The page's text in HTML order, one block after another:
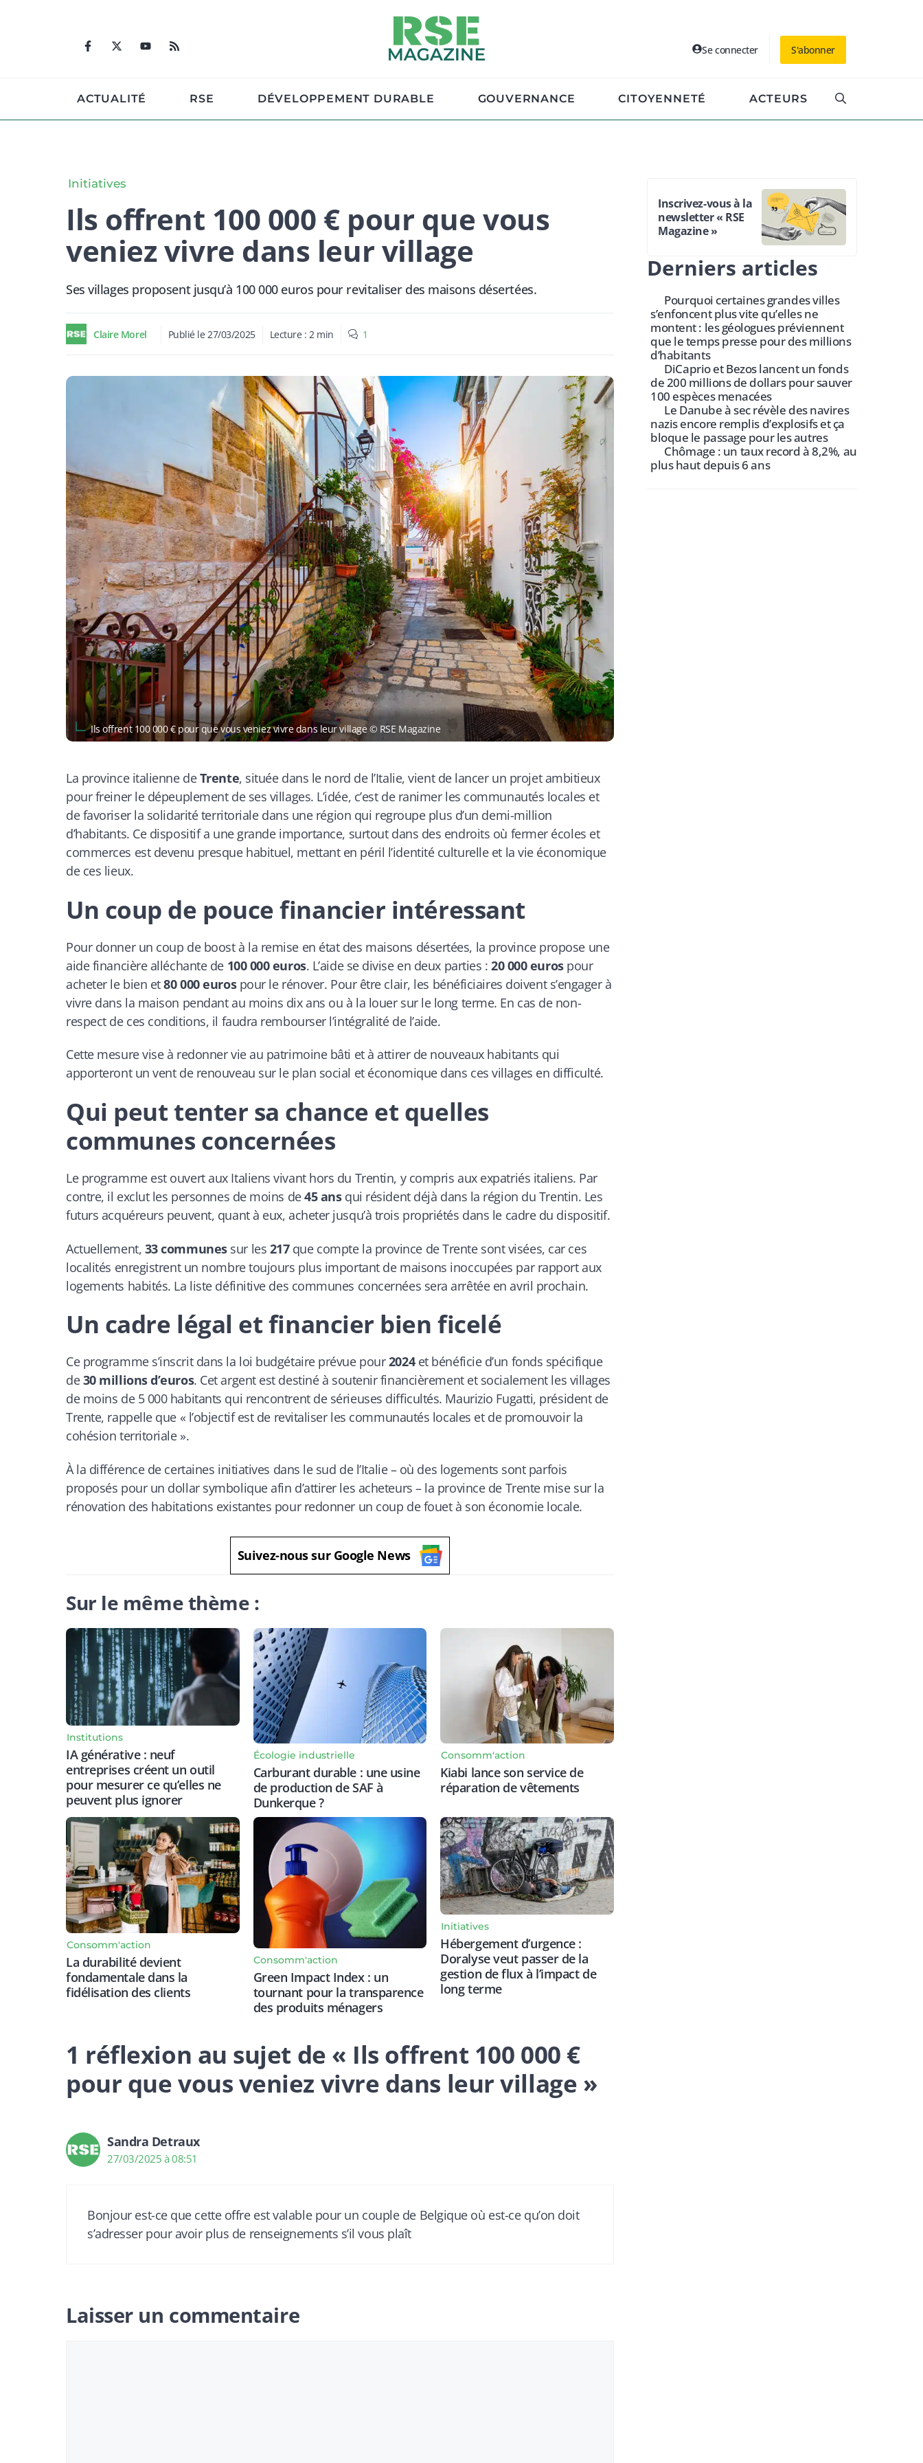
Se connecter S'abonner
ACTUALITÉ RSE DÉVELOPPEMENT DURABLE GOUVERNANCE CITOYENNETÉ ACTEURS
Initiatives
Ils offrent 100 000 € pour que vous
veniez vivre dans leur village
Ses villages proposent jusqu’à 100 000 euros pour revitaliser des maisons désertées.
Claire Morel Publié le 27/03/2025 Lecture : 2 min 1
Ils offrent 100 000 € pour que vous veniez vivre dans leur village © RSE Magazine
La province italienne deTrente, située dans le nord de l’Italie, vient de lancer un projet ambitieux
pour freiner le dépeuplement de ses villages. L’idée, c’est de ranimer les communautés locales et
de favoriser la solidarité territoriale dans une région qui regroupe plus d’un demi-million
d’habitants. Ce dispositif a une grande importance, surtout dans des endroits où fermer écoles et
commerces est devenu presque habituel, mettant en péril l’identité culturelle et la vie économique
de ces lieux.
Un coup de pouce financier intéressant
Pour donner un coup de boost à la remise en état des maisons désertées, la province propose une
aide financière alléchante de 100 000 euros. L’aide se divise en deux parties :20 000 eurospour
acheter le bien et80 000 eurospour le rénover. Pour être clair, les bénéficiaires doivent s’engager à
vivre dans la maison pendant au moins dix ans ou à la louer sur le long terme. En cas de non-
respect de ces conditions, il faudra rembourser l’intégralité de l’aide.
Cette mesure vise à redonner vie au patrimoine bâti et à attirer de nouveaux habitants qui
apporteront un vent de renouveau sur le plan social et économique dans ces villages en difficulté.
Qui peut tenter sa chance et quelles
communes concernées
Le programme est ouvert aux Italiens vivant hors du Trentin, y compris aux expatriés italiens. Par
contre, il exclut les personnes de moins de45 ansqui résident déjà dans la région du Trentin. Les
futurs acquéreurs peuvent, quant à eux, acheter jusqu’à trois propriétés dans le cadre du dispositif.
Actuellement, 33 communessur les 217que compte la province de Trente sont visées, car ces
localités enregistrent un nombre toujours plus important de maisons inoccupées par rapport aux
logements habités. La liste définitive des communes concernées sera arrêtée en avril prochain.
Un cadre légal et financier bien ficelé
Ce programme s’inscrit dans la loi budgétaire prévue pour2024et bénéficie d’un fonds spécifique
de30 millions d’euros. Cet argent est destiné à soutenir financièrement et socialement les villages
de moins de 5 000 habitants qui rencontrent de sérieuses difficultés. Maurizio Fugatti, président de
Trente, rappelle que « l’objectif est de revitaliser les communautés locales et de promouvoir la
cohésion territoriale ».
À la différence de certaines initiatives dans le sud de l’Italie – où des logements sont parfois
proposés pour un dollar symbolique afin d’attirer les acheteurs – la province de Trente mise sur la
rénovation des habitations existantes pour redonner un coup de fouet à son économie locale.
Suivez-nous sur Google News
Sur le même thème :
Institutions
IA générative : neuf
entreprises créent un outil
pour mesurer ce qu’elles ne
peuvent plus ignorer
Écologie industrielle
Carburant durable : une usine
de production de SAF à
Dunkerque ?
Consomm'action
Kiabi lance son service de
réparation de vêtements
Consomm'action
La durabilité devient
fondamentale dans la
fidélisation des clients
Consomm'action
Green Impact Index : un
tournant pour la transparence
des produits ménagers
Initiatives
Hébergement d’urgence :
Doralyse veut passer de la
gestion de flux à l’impact de
long terme
1 réflexion au sujet de « Ils offrent 100 000 €
pour que vous veniez vivre dans leur village »
Sandra Detraux
27/03/2025 à 08:51
Bonjour est-ce que cette offre est valable pour un couple de Belgique où est-ce qu’on doit
s’adresser pour avoir plus de renseignements s’il vous plaît
Laisser un commentaire
Inscrivez-vous à la
newsletter « RSE
Magazine »
Derniers articles
Pourquoi certaines grandes villes
s’enfoncent plus vite qu’elles ne
montent : les géologues préviennent
que le temps presse pour des millions
d’habitants
DiCaprio et Bezos lancent un fonds
de 200 millions de dollars pour sauver
100 espèces menacées
Le Danube à sec révèle des navires
nazis encore remplis d’explosifs et ça
bloque le passage pour les autres
Chômage : un taux record à 8,2%, au
plus haut depuis 6 ans